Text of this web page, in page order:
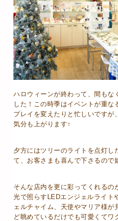
ハロウィーンが終わって、間もな
した！この時季はイベントが重な
プレイを変えたりと忙しいですが
気分も上がります↑
夕方にはツリーのライトを点灯し
て、お客さまも喜んで下さるので
そんな店内を更に彩ってくれるの
光で照らすLEDエンジェルライト
ェルチャイム、天使やマリア様が
ど眺めているだけでも可愛くてワ